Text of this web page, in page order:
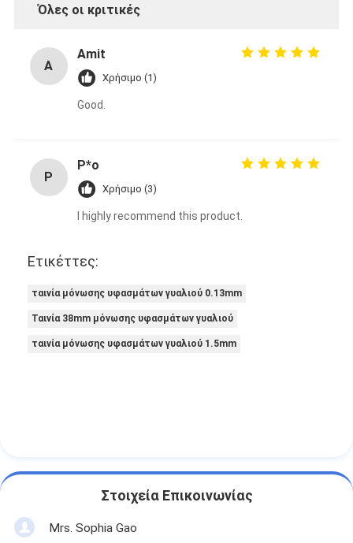
Όλες οι κριτικές
A
Amit
Χρήσιμο (1)
Good.
P
P*o
Χρήσιμο (3)
I highly recommend this product.
Ετικέττες:
ταινία μόνωσης υφασμάτων γυαλιού 0.13mm
Ταινία 38mm μόνωσης υφασμάτων γυαλιού
ταινία μόνωσης υφασμάτων γυαλιού 1.5mm
Στοιχεία Επικοινωνίας
Mrs. Sophia Gao